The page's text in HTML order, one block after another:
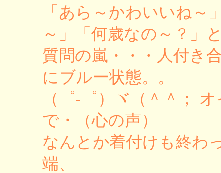
「あら～かわいいね～
～」「何歳なの～？」
質問の嵐・・・人付き
にブルー状態。。
（゜-゜）ヾ（＾＾；
で・（心の声）
なんとか着付けも終わ
端、